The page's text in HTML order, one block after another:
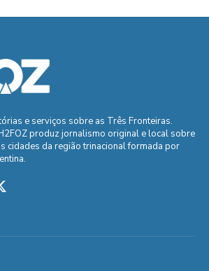
e serviços sobre as Três Fronteiras.
produz jornalismo original e local sobre
cidades da região trinacional formada por